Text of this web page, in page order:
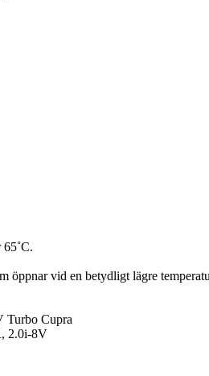
öppnar vid en betydligt lägre
Turbo Cupra
2.0i-8V